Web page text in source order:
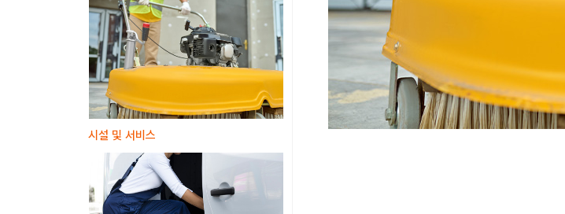
시설 및 서비스